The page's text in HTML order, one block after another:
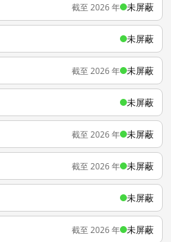
截至 2026 年 未屏蔽
未屏蔽
截至 2026 年 未屏蔽
未屏蔽
截至 2026 年 未屏蔽
截至 2026 年 未屏蔽
未屏蔽
截至 2026 年 未屏蔽